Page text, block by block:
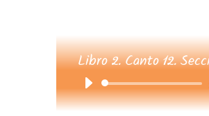
Libro 2. Canto 12.
Reproductor
de